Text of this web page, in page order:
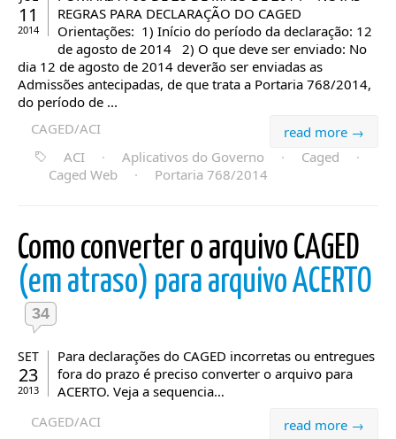
11
2014
REGRAS PARA DECLARAÇÃO DO CAGED
Orientações: 1) Início do período da declaração: 12
de agosto de 2014 2) O que deve ser enviado: No
dia 12 de agosto de 2014 deverão ser enviadas as
Admissões antecipadas, de que trata a Portaria 768/2014,
do período de ...
read more →
CAGED/ACI
ACI
· Aplicativos do Governo · Caged
·
Caged Web
· Portaria 768/2014
Como converter o arquivo CAGED
(em atraso) para arquivo ACERTO
34
SET
23
2013
Para declarações do CAGED incorretas ou entregues
fora do prazo é preciso converter o arquivo para
ACERTO. Veja a sequencia…
read more →
CAGED/ACI